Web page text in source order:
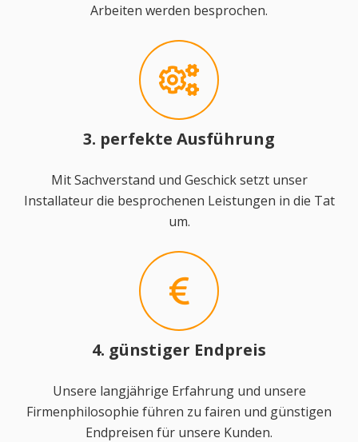
Arbeiten werden besprochen.
3. perfekte Ausführung
Mit Sachverstand und Geschick setzt unser
Installateur die besprochenen Leistungen in die Tat
um.
4. günstiger Endpreis
Unsere langjährige Erfahrung und unsere
Firmenphilosophie führen zu fairen und günstigen
Endpreisen für unsere Kunden.